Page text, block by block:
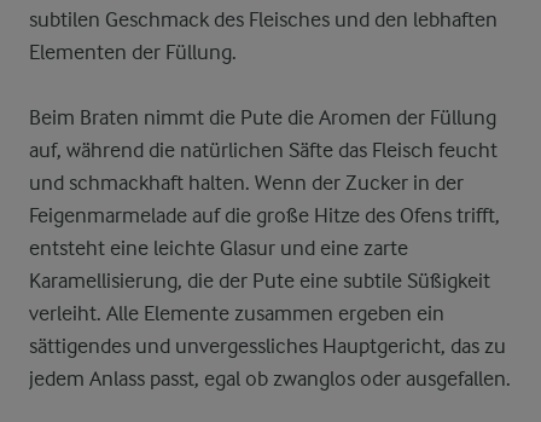
subtilen Geschmack des Fleisches und den lebhaften
Elementen der Füllung.
Beim Braten nimmt die Pute die Aromen der Füllung
auf, während die natürlichen Säfte das Fleisch feucht
und schmackhaft halten. Wenn der Zucker in der
Feigenmarmelade auf die große Hitze des Ofens trifft,
entsteht eine leichte Glasur und eine zarte
Karamellisierung, die der Pute eine subtile Süßigkeit
verleiht. Alle Elemente zusammen ergeben ein
sättigendes und unvergessliches Hauptgericht, das zu
jedem Anlass passt, egal ob zwanglos oder ausgefallen.